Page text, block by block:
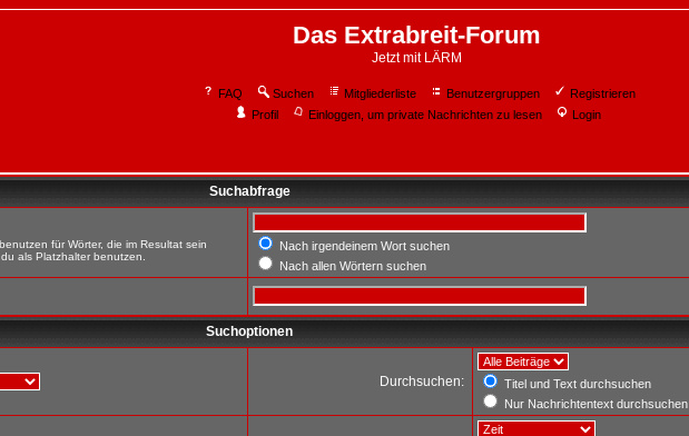
Das Extrabreit-Forum
Jetzt mit LÄRM
FAQ Suchen Mitgliederliste Benutzergruppen
Registrieren
Profil
Einloggen, um private Nachrichten zu lesen Login
Suchabfrage
für Wörter, die im Resultat sein
als Platzhalter benutzen.
Nach irgendeinem Wort suchen
Nach allen Wörtern suchen
Suchoptionen
Durchsuchen:
Titel und Text durchsuchen
Nur Nachrichtentext durchsuchen